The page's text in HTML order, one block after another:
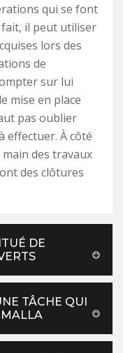
qui se font
fait, il peut utiliser
lors des
de
sur lui
mise en place
pas oublier
effectuer. À côté
des travaux
des clôtures
DE
TÂCHE QUI
MALLA